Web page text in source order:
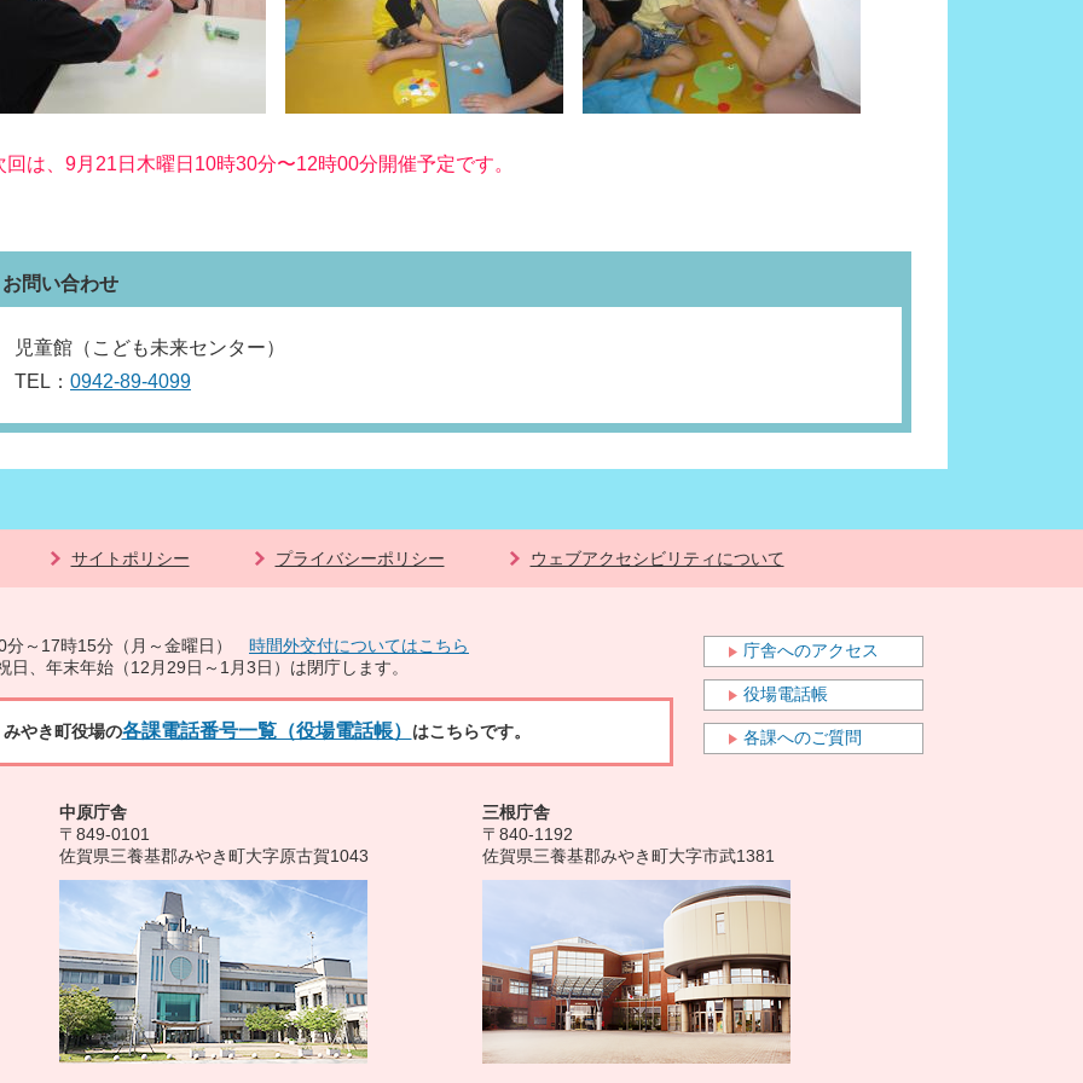
は、9月21日木曜日10時30分〜12時00分開催予定です。
お問い合わせ
児童館（こども未来センター）
TEL： 0942-89-4099
サイトポリシー プライバシーポリシー ウェブアクセシビリティについて
分～17時15分（月～金曜日） 時間外交付についてはこちら
日、年末年始（12月29日～1月3日）は閉庁します。
みやき町役場の各課電話番号一覧（役場電話帳） はこちらです。
庁舎へのアクセス
役場電話帳
各課へのご質問
中原庁舎
〒849-0101
佐賀県三養基郡みやき町大字原古賀1043
三根庁舎
〒840-1192
佐賀県三養基郡みやき町大字市武1381